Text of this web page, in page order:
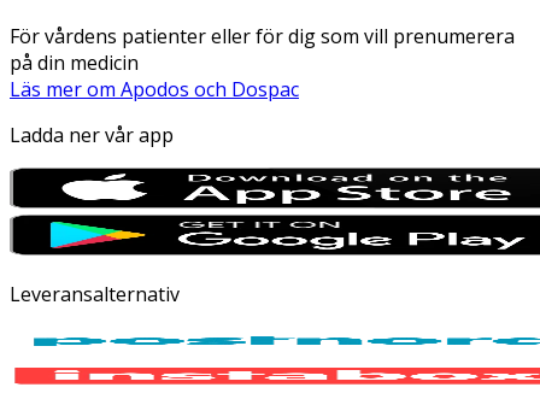
För vårdens patienter eller för dig som vill prenumerera
på din medicin
Läs mer om Apodos och Dospac
Ladda ner vår app
Leveransalternativ